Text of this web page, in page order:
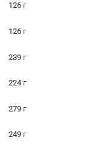
126 г
126 г
239 г
224 г
279 г
249 г